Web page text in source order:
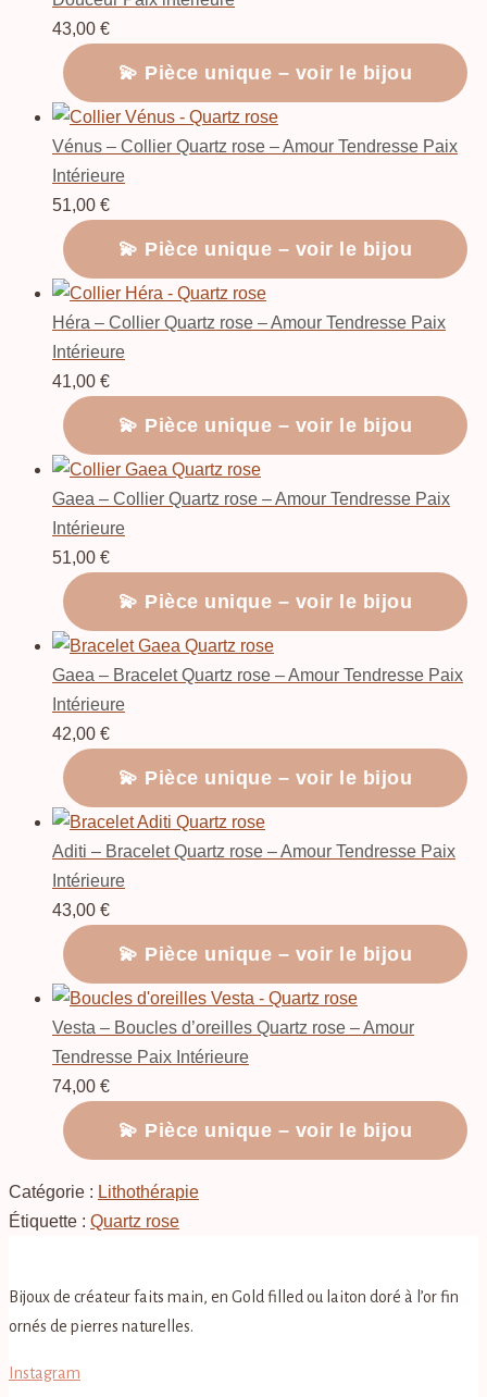
43,00 €
💫 Pièce unique – voir le bijou
Vénus – Collier Quartz rose – Amour Tendresse Paix
Intérieure
51,00 €
💫 Pièce unique – voir le bijou
Héra – Collier Quartz rose – Amour Tendresse Paix
Intérieure
41,00 €
💫 Pièce unique – voir le bijou
Gaea – Collier Quartz rose – Amour Tendresse Paix
Intérieure
51,00 €
💫 Pièce unique – voir le bijou
Gaea – Bracelet Quartz rose – Amour Tendresse Paix
Intérieure
42,00 €
💫 Pièce unique – voir le bijou
Aditi – Bracelet Quartz rose – Amour Tendresse Paix
Intérieure
43,00 €
💫 Pièce unique – voir le bijou
Vesta – Boucles d’oreilles Quartz rose – Amour
Tendresse Paix Intérieure
74,00 €
💫 Pièce unique – voir le bijou
Catégorie : Lithothérapie
Étiquette : Quartz rose
Bijoux de créateur faits main, en Gold filled ou laiton doré à l’or fin
ornés de pierres naturelles.
Instagram